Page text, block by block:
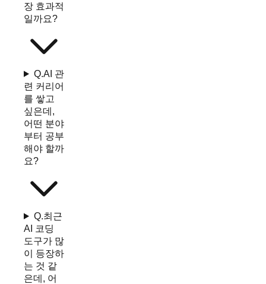
장 효과적
일까요?
Q.AI 관
련 커리어
를 쌓고
싶은데,
어떤 분야
부터 공부
해야 할까
요?
Q.최근
AI 코딩
도구가 많
이 등장하
는 것 같
은데, 어